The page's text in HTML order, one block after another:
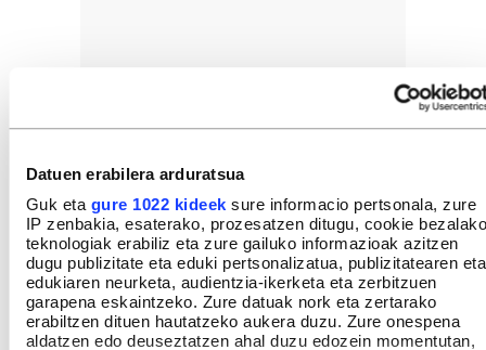
Datuen erabilera arduratsua
Guk eta gure 1022 kideek sure informacio pertsonala, zure
IP zenbakia, esaterako, prozesatzen ditugu, cookie bezalako
teknologiak erabiliz eta zure gailuko informazioak azitzen
dugu publizitate eta eduki pertsonalizatua, publizitatearen eta
edukiaren neurketa, audientzia-ikerketa eta zerbitzuen
garapena eskaintzeko. Zure datuak nork eta zertarako
erabiltzen dituen hautatzeko aukera duzu. Zure onespena
aldatzen edo deuseztatzen ahal duzu edozein momentutan,